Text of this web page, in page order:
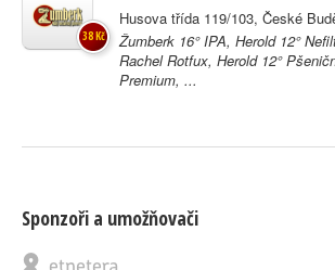
Husova třída 119/103, České
Žumberk 16° IPA, Herold 12°
Rachel Rotfux, Herold 12°
Premium, ...
38 Kč
Sponzoři a umožňovači